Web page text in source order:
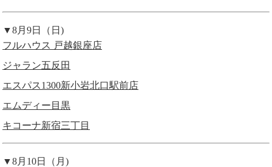
▼8月9日（日)
フルハウス 戸越銀座店
ジャラン五反田
エスパス1300新小岩北口駅前店
エムディー目黒
キコーナ新宿三丁目
▼8月10日（月)